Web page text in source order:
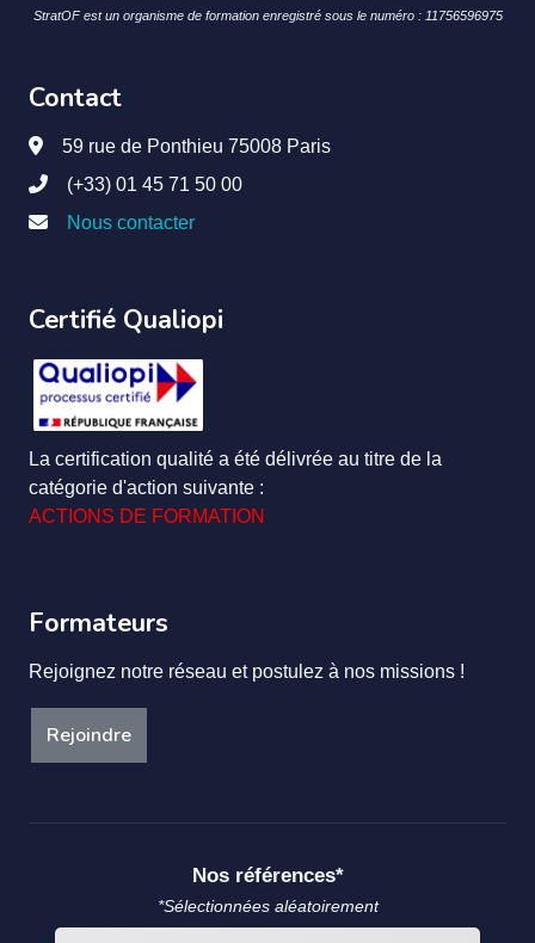
StratOF est un organisme de formation enregistré sous le numéro : 11756596975
Contact
59 rue de Ponthieu 75008 Paris
(+33) 01 45 71 50 00
Nous contacter
Certifié Qualiopi
La certification qualité a été délivrée au titre de la
catégorie d'action suivante :
ACTIONS DE FORMATION
Formateurs
Rejoignez notre réseau et postulez à nos missions !
Rejoindre
Nos références*
*Sélectionnées aléatoirement